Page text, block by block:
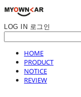
LOG IN 로그인
HOME
PRODUCT
NOTICE
REVIEW